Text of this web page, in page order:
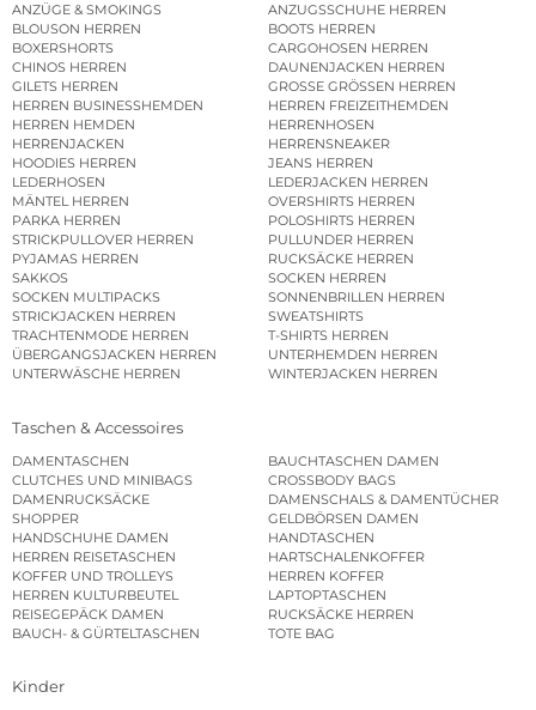
ANZÜGE & SMOKINGS
ANZUGSSCHUHE HERREN
BLOUSON HERREN
BOOTS HERREN
BOXERSHORTS
CARGOHOSEN HERREN
CHINOS HERREN
DAUNENJACKEN HERREN
GILETS HERREN
GROSSE GRÖSSEN HERREN
HERREN BUSINESSHEMDEN
HERREN FREIZEITHEMDEN
HERREN HEMDEN
HERRENHOSEN
HERRENJACKEN
HERRENSNEAKER
HOODIES HERREN
JEANS HERREN
LEDERHOSEN
LEDERJACKEN HERREN
MÄNTEL HERREN
OVERSHIRTS HERREN
PARKA HERREN
POLOSHIRTS HERREN
STRICKPULLOVER HERREN
PULLUNDER HERREN
PYJAMAS HERREN
RUCKSÄCKE HERREN
SAKKOS
SOCKEN HERREN
SOCKEN MULTIPACKS
SONNENBRILLEN HERREN
STRICKJACKEN HERREN
SWEATSHIRTS
TRACHTENMODE HERREN
T-SHIRTS HERREN
ÜBERGANGSJACKEN HERREN
UNTERHEMDEN HERREN
UNTERWÄSCHE HERREN
WINTERJACKEN HERREN
Taschen & Accessoires
DAMENTASCHEN
BAUCHTASCHEN DAMEN
CLUTCHES UND MINIBAGS
CROSSBODY BAGS
DAMENRUCKSÄCKE
DAMENSCHALS & DAMENTÜCHER
SHOPPER
GELDBÖRSEN DAMEN
HANDSCHUHE DAMEN
HANDTASCHEN
HERREN REISETASCHEN
HARTSCHALENKOFFER
KOFFER UND TROLLEYS
HERREN KOFFER
HERREN KULTURBEUTEL
LAPTOPTASCHEN
REISEGEPÄCK DAMEN
RUCKSÄCKE HERREN
BAUCH- & GÜRTELTASCHEN
TOTE BAG
Kinder